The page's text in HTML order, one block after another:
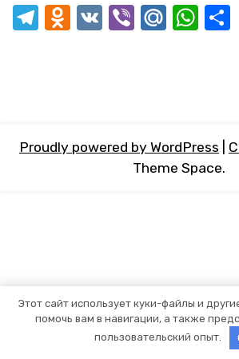
Telegram
Odnoklassniki
VK ViberMail.Ru
Proudly powered by WordPress
Theme Space.
Этот сайт использует куки-файлы и
помочь вам в навигации, а также
пользовательский опыт.